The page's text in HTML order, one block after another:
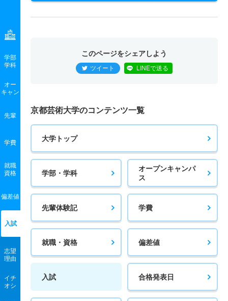
学部
学科
オー
キャン
先輩
学費
就職
資格
偏差値
入試
志望
理由
イチ
オシ
このページをシェアしよう
ツイート LINEで送る
京都芸術大学のコンテンツ一覧
大学トップ
学部・学科
オープンキャンパ
ス
先輩体験記 学費
就職・資格 偏差値
入試 合格発表日